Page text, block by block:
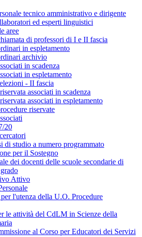
tecnico amministrativo e dirigente
ed esperti linguistici
aree
di professori di I e II fascia
in espletamento
archivio
in scadenza
in espletamento
- II fascia
associati in scadenza
associati in espletamento
riservate
20
di studio a numero programmato
per il Sostegno
dei docenti delle scuole secondarie di
Attivo
l'utenza della U.O. Procedure
le attività del CdLM in Scienze della
al Corso per Educatori dei Servizi